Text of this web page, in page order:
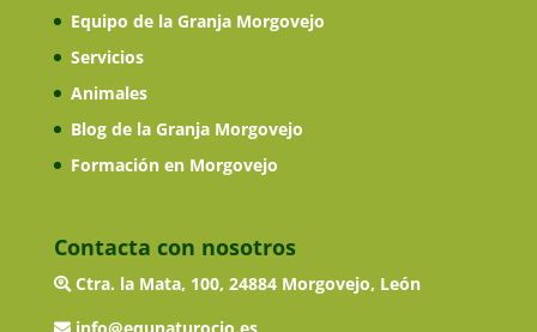
Equipo de la Granja Morgovejo
Servicios
Animales
Blog de la Granja Morgovejo
Formación en Morgovejo
Contacta con nosotros
Ctra. la Mata, 100, 24884 Morgovejo, León